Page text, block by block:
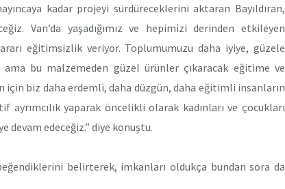
kadar projeyi sürdüreceklerini aktaran Bayıldıran,
Van’da yaşadığımız ve hepimizi derinden etkileyen
eğitimsizlik veriyor. Toplumumuzu daha iyiye, güzele
bu malzemeden güzel ürünler çıkaracak eğitime ve
için biz daha erdemli, daha düzgün, daha eğitimli insanların
yaparak öncelikli olarak kadınları ve çocukları
edeceğiz.” diye konuştu.
belirterek, imkanları oldukça bundan sora da